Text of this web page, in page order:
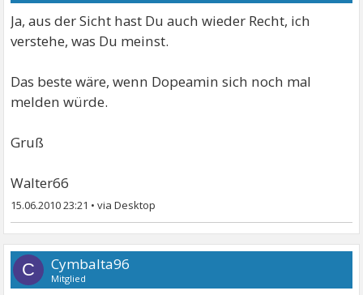
Ja, aus der Sicht hast Du auch wieder Recht, ich
verstehe, was Du meinst.
Das beste wäre, wenn Dopeamin sich noch mal
melden würde.
Gruß
Walter66
15.06.2010 23:21 •
C Cymbalta96
Mitglied